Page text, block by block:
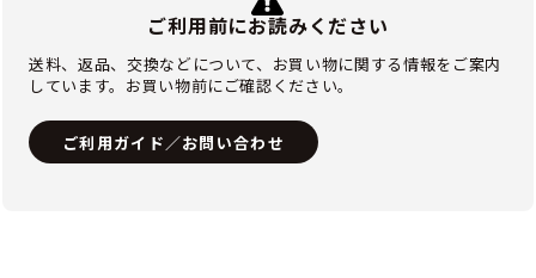
ご利用前にお読みください
送料、返品、交換などについて、お買い物に関する情報をご案内
しています。お買い物前にご確認ください。
ご利用ガイド／お問い合わせ